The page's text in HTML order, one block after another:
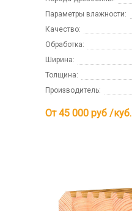
Параметры влажности:
Качество:
Обработка:
Ширина:
Толщина:
Производитель:
От 45 000 руб /куб.